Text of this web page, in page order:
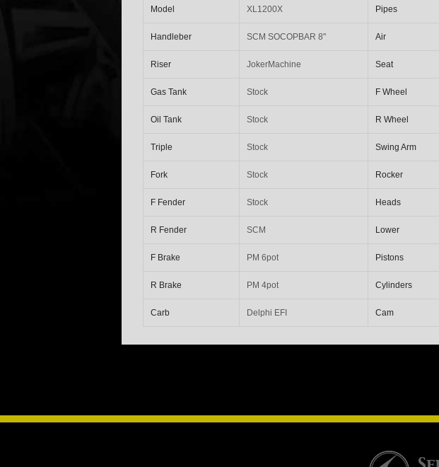
Model XL1200X Pipes
Handleber SCM SOCOPBAR 8" Air
Riser JokerMachine Seat
Gas Tank Stock F Wheel
Oil Tank Stock R Wheel
Triple Stock Swing Arm
Fork Stock Rocker
F Fender Stock Heads
R Fender SCM Lower
F Brake PM 6pot Pistons
R Brake PM 4pot Cylinders
Carb Delphi EFI Cam